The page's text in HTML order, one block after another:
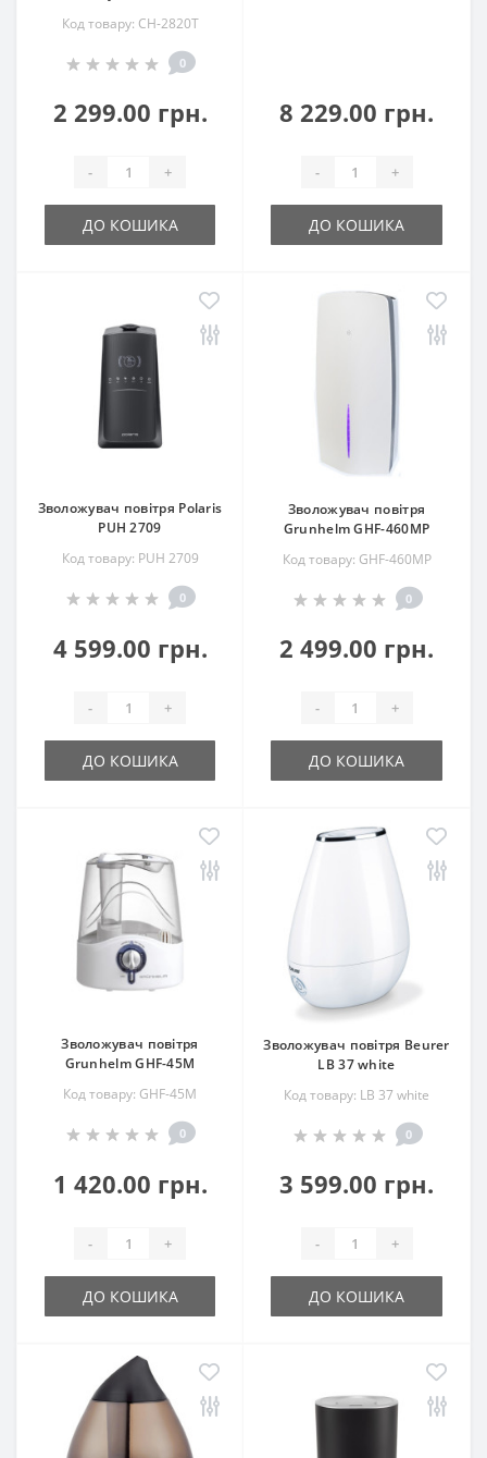
Код товару: CH-2820T
0
2 299.00 грн.
- +
ДО КОШИКА
8 229.00 грн.
- +
ДО КОШИКА
Зволожувач повітря Polaris
PUH 2709
Код товару: PUH 2709
0
4 599.00 грн.
- +
ДО КОШИКА
Зволожувач повітря
Grunhelm GHF-460MP
Код товару: GHF-460MP
0
2 499.00 грн.
- +
ДО КОШИКА
Зволожувач повітря
Grunhelm GHF-45M
Код товару: GHF-45M
0
1 420.00 грн.
- +
ДО КОШИКА
Зволожувач повітря Beurer
LB 37 white
Код товару: LB 37 white
0
3 599.00 грн.
- +
ДО КОШИКА